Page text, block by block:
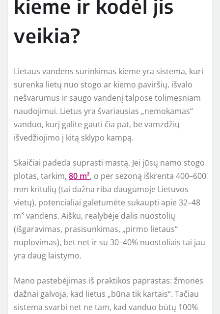
kieme ir kodėl jis
veikia?
Lietaus vandens surinkimas kieme yra sistema, kuri
surenka lietų nuo stogo ar kiemo paviršių, išvalo
nešvarumus ir saugo vandenį talpose tolimesniam
naudojimui. Lietus yra švariausias „nemokamas“
vanduo, kurį galite gauti čia pat, be vamzdžių
išvedžiojimo į kitą sklypo kampą.
Skaičiai padeda suprasti mastą. Jei jūsų namo stogo
plotas, tarkim, 80 m², o per sezoną iškrenta 400–600
mm kritulių (tai dažna riba daugumoje Lietuvos
vietų), potencialiai galėtumėte sukaupti apie 32–48
m³ vandens. Aišku, realybėje dalis nuostolių
(išgaravimas, prasisunkimas, „pirmo lietaus“
nuplovimas), bet net ir su 30–40% nuostoliais tai jau
yra daug laistymo.
Mano pastebėjimas iš praktikos paprastas: žmonės
dažnai galvoja, kad lietus „būna tik kartais“. Tačiau
sistema svarbi net ne tam, kad vanduo būtų 100%